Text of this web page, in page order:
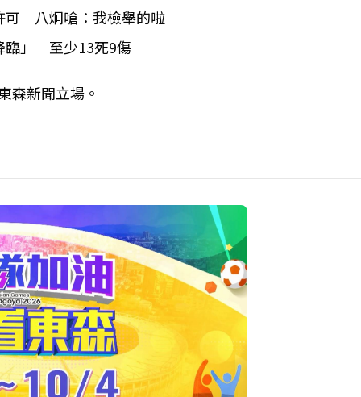
可 八炯嗆：我檢舉的啦
臨」 至少13死9傷
森新聞立場。